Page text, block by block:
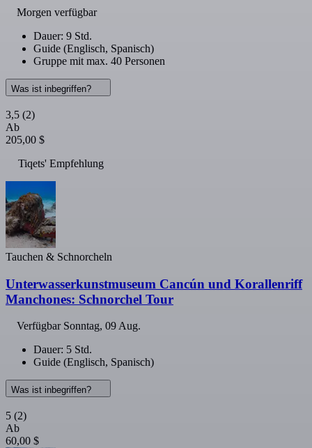
Morgen verfügbar
Dauer: 9 Std.
Guide (Englisch, Spanisch)
Gruppe mit max. 40 Personen
Was ist inbegriffen?
3,5 (2)
Ab
205,00 $
Tiqets' Empfehlung
Tauchen & Schnorcheln
Unterwasserkunstmuseum Cancún und Korallenriff
Manchones: Schnorchel Tour
Verfügbar Sonntag, 09 Aug.
Dauer: 5 Std.
Guide (Englisch, Spanisch)
Was ist inbegriffen?
5 (2)
Ab
60,00 $